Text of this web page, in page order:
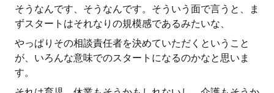
そうなんです、そうなんです。そういう面で言うと、ま
ずスタートはそれなりの規模感であるみたいな、
やっぱりその相談責任者を決めていただくということ
が、いろんな意味でのスタートになるのかなと思いま
す。